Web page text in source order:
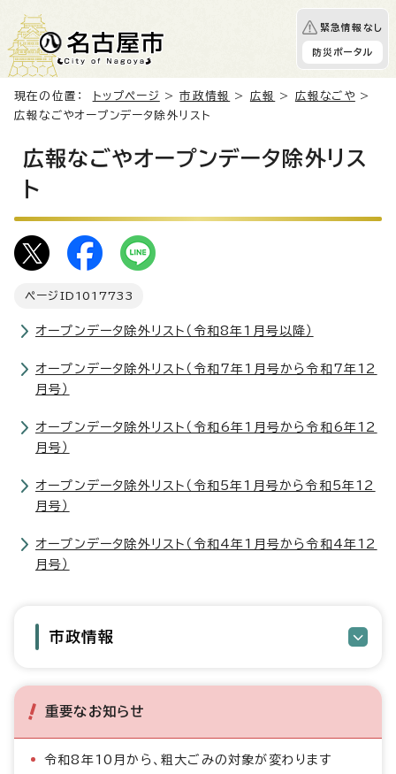
緊急情報なし
防災ポータル
現在の位置： トップページ >市政情報 > 広報 > 広報なごや >
広報なごやオープンデータ除外リスト
広報なごやオープンデータ除外リス
ト
ページID 1017733
オープンデータ除外リスト（令和8年1月号以降）
オープンデータ除外リスト（令和7年1月号から令和7年12
月号）
オープンデータ除外リスト（令和6年1月号から令和6年12
月号）
オープンデータ除外リスト（令和5年1月号から令和5年12
月号）
オープンデータ除外リスト（令和4年1月号から令和4年12
月号）
市政情報
重要なお知らせ
令和8年10月から、粗大ごみの対象が変わります